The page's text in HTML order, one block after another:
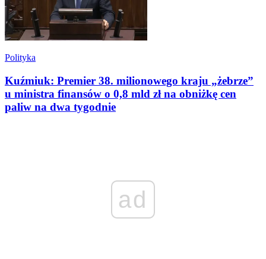
Polityka
Kuźmiuk: Premier 38. milionowego kraju „żebrze”
u ministra finansów o 0,8 mld zł na obniżkę cen
paliw na dwa tygodnie
ad